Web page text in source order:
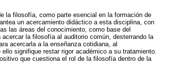
la filosofía, como parte esencial en la formación de
un acercamiento didáctico a esta disciplina, con
las áreas del conocimiento, como base del
la filosofía al auditorio común, desterrando la
acercarla a la enseñanza cotidiana, al
signifique restar rigor académico a su tratamiento.
que cuestiona el rol de la filosofía dentro de la